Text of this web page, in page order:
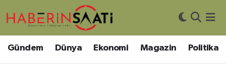
Gündem Dünya Ekonomi Magazin Politika
Asayiş
Bilim ve Teknoloji
Nöbetçi Eczaneler
Hava Durumu